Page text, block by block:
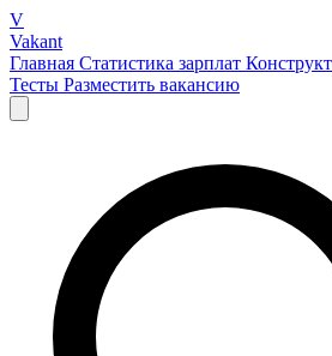
V
Vakant
Главная Статистика зарплат
Тесты Разместить вакансию